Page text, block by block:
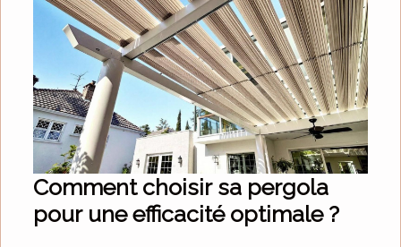
Comment choisir sa pergola
pour une efficacité optimale ?